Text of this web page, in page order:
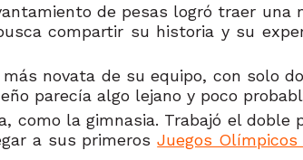
de pesas logró traer una
compartir su historia y su
novata de su equipo, con solo
parecía algo lejano y poco
como la gimnasia. Trabajó el
a sus primerosJuegos Olímpicos